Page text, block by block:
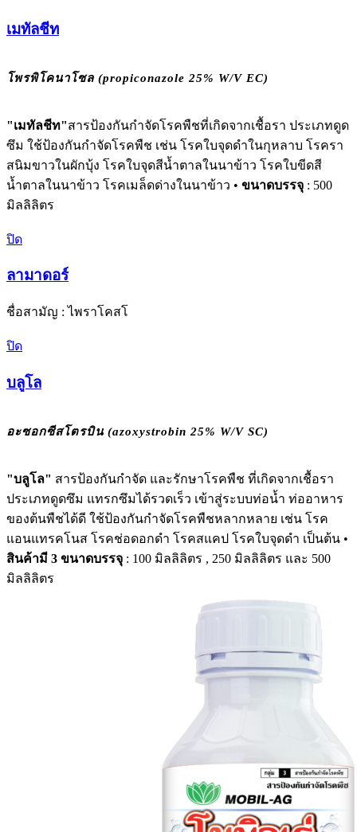
เมทัลชีท
โพรพิโคนาโซล (propiconazole 25% W/V EC)
"เมทัลชีท"สารป้องกันกำจัดโรคพืชที่เกิดจากเชื้อรา ประเภทดูด
ซึม ใช้ป้องกันกำจัดโรคพืช เช่น โรคใบจุดดำในกุหลาบ โรครา
สนิมขาวในผักบุ้ง โรคใบจุดสีน้ำตาลในนาข้าว โรคใบขีดสี
น้ำตาลในนาข้าว โรคเมล็ดด่างในนาข้าว • ขนาดบรรจุ : 500
มิลลิลิตร
ปิด
ลามาดอร์
ชื่อสามัญ : ไพราโคสโ
ปิด
บลูโล
อะซอกซีสโตรบิน (azoxystrobin 25% W/V SC)
"บลูโล" สารป้องกันกำจัด และรักษาโรคพืช ที่เกิดจากเชื้อรา
ประเภทดูดซึม แทรกซึมได้รวดเร็ว เข้าสู่ระบบท่อน้ำ ท่ออาหาร
ของต้นพืชได้ดี ใช้ป้องกันกำจัดโรคพืชหลากหลาย เช่น โรค
แอนแทรคโนส โรคช่อดอกดำ โรคสแคป โรคใบจุดดำ เป็นต้น •
สินค้ามี 3 ขนาดบรรจุ : 100 มิลลิลิตร , 250 มิลลิลิตร และ 500
มิลลิลิตร